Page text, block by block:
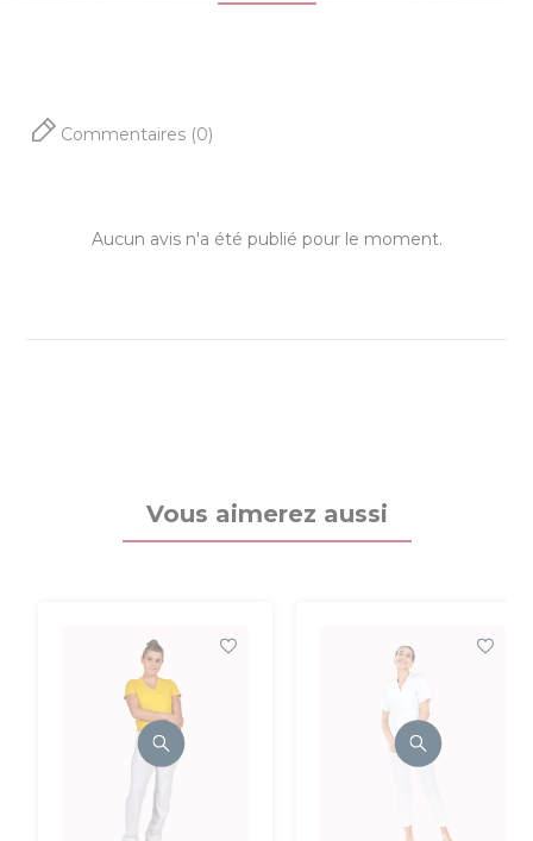
Commentaires (0)
Aucun avis n'a été publié pour le moment.
Vous aimerez aussi